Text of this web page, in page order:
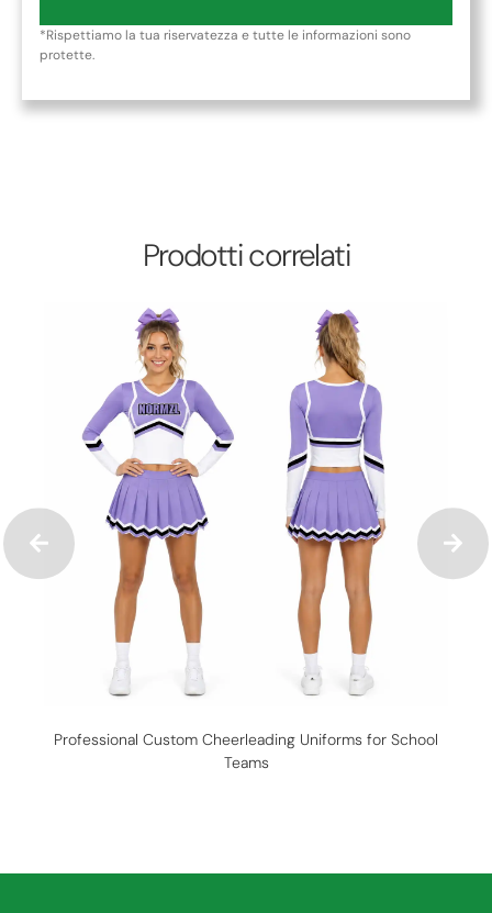
*Rispettiamo la tua riservatezza e tutte le informazioni sono
protette.
Prodotti correlati
Professional Custom Cheerleading Uniforms for School
Teams